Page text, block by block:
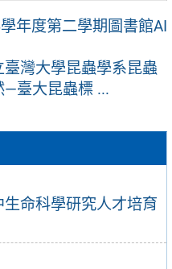
命科學研究人才培育
年度第二學期圖書館AI
臺灣大學昆蟲學系昆蟲
—臺大昆蟲標 ...